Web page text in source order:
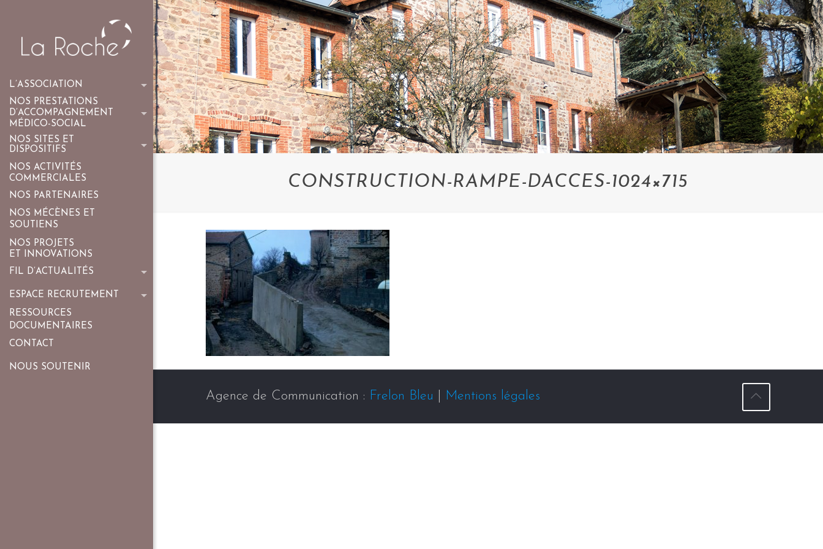
L’ASSOCIATION
NOS PRESTATIONS
D’ACCOMPAGNEMENT
MÉDICO-SOCIAL
NOS SITES ET
DISPOSITIFS
NOS ACTIVITÉS
COMMERCIALES
NOS PARTENAIRES
NOS MÉCÈNES ET
SOUTIENS
NOS PROJETS
ET INNOVATIONS
FIL D’ACTUALITÉS
ESPACE RECRUTEMENT
RESSOURCES
DOCUMENTAIRES
CONTACT
NOUS SOUTENIR
CONSTRUCTION-RAMPE-DACCES-1024×715
Agence de Communication : Frelon Bleu Mentions légales